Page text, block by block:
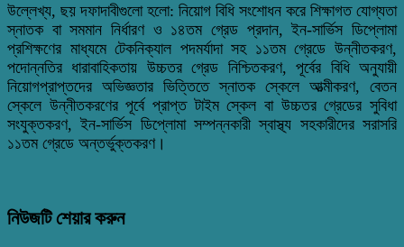
উল্লেখ্য, ছয় দফাদাবীগুলো হলো: নিয়োগ বিধি সংশোধন করে শিক্ষাগত যোগ্যতা
স্নাতক বা সমমান নির্ধারণ ও ১৪তম গ্রেড প্রদান, ইন-সার্ভিস ডিপ্লোমা
প্রশিক্ষণের মাধ্যমে টেকনিক্যাল পদমর্যাদা সহ ১১তম গ্রেডে উন্নীতকরণ,
পদোন্নতির ধারাবাহিকতায় উচ্চতর গ্রেড নিশ্চিতকরণ, পূর্বের বিধি অনুযায়ী
নিয়োগপ্রাপ্তদের অভিজ্ঞতার ভিত্তিতে স্নাতক স্কেলে আত্মীকরণ, বেতন
স্কেলে উন্নীতকরণের পূর্বে প্রাপ্ত টাইম স্কেল বা উচ্চতর গ্রেডের সুবিধা
সংযুক্তকরণ, ইন-সার্ভিস ডিপ্লোমা সম্পন্নকারী স্বাস্থ্য সহকারীদের সরাসরি
১১তম গ্রেডে অন্তর্ভুক্তকরণ।
নিউজটি শেয়ার করুন